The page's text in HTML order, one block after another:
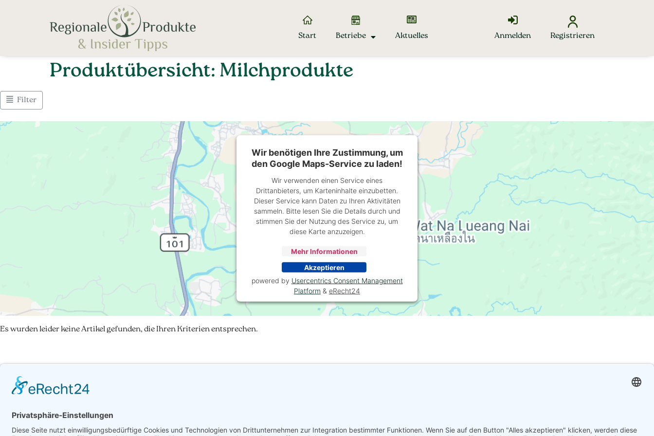
Start Betriebe Aktuelles Anmelden Registrieren
Produktübersicht: Milchprodukte
Filter
Es wurden leider keine Artikel gefunden, die Ihren Kriterien entsprechen.
Wir benötigen Ihre Zustimmung, um
den Google Maps-Service zu laden!
Wir verwenden einen Service eines
Drittanbieters, um Karteninhalte einzubetten.
Dieser Service kann Daten zu Ihren Aktivitäten
sammeln. Bitte lesen Sie die Details durch und
stimmen Sie der Nutzung des Service zu, um
diese Karte anzuzeigen.
Mehr Informationen
Akzeptieren
powered by Usercentrics Consent Management
Platform & eRecht24